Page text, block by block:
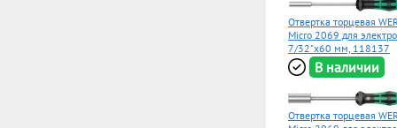
Отвертка торцевая
Micro 2069 для
7/32"x60 мм, 118137
В наличии
Отвертка торцевая